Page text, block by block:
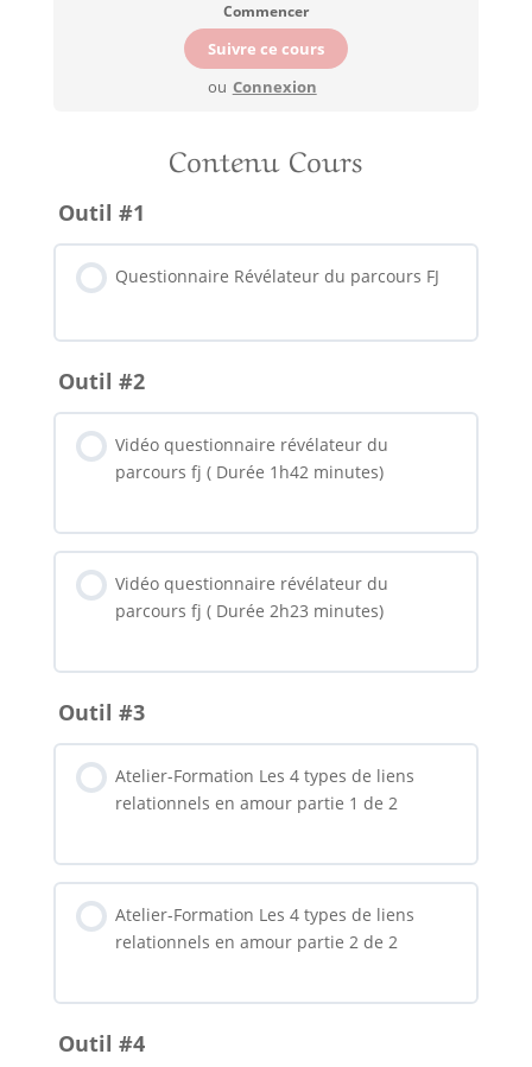
Commencer
ou Connexion
Contenu Cours
Outil #1
Questionnaire Révélateur du parcours FJ
Outil #2
Vidéo questionnaire révélateur du
parcours fj ( Durée 1h42 minutes)
Vidéo questionnaire révélateur du
parcours fj ( Durée 2h23 minutes)
Outil #3
Atelier-Formation Les 4 types de liens
relationnels en amour partie 1 de 2
Atelier-Formation Les 4 types de liens
relationnels en amour partie 2 de 2
Outil #4